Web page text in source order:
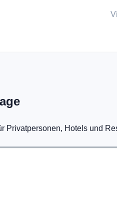
Privatpersonen, Hotels und